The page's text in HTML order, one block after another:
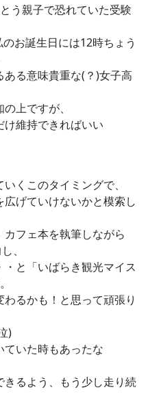
う親子で恐れていた受験
お誕生日には12時ちょう
る意味貴重な(？)女子高
上ですが、
け維持できればいい
くこのタイミングで、
げていけないかと模索し
フェ本を執筆しながら
、
と「いばらき観光マイス
るかも！と思って頑張り
)
いた時もあったな
るよう、もう少し走り続